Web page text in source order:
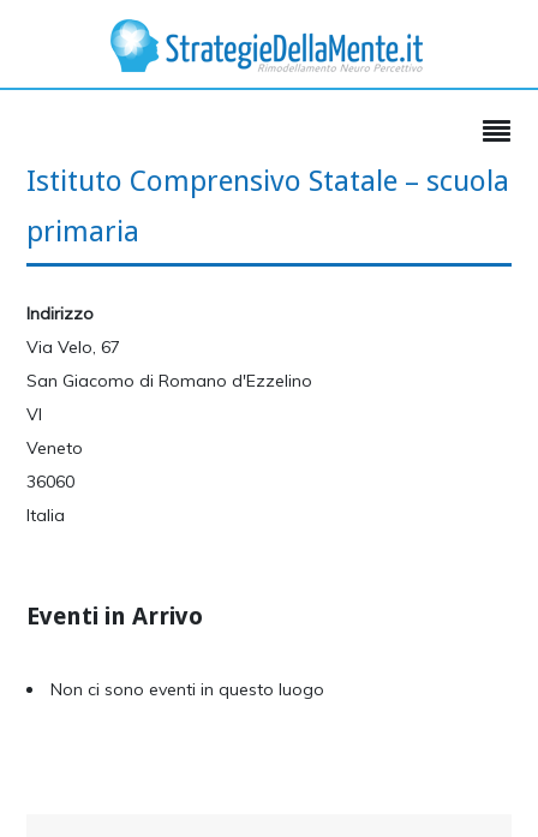
Istituto Comprensivo Statale – scuola
primaria
Indirizzo
Via Velo, 67
San Giacomo di Romano d'Ezzelino
VI
Veneto
36060
Italia
Eventi in Arrivo
Non ci sono eventi in questo luogo